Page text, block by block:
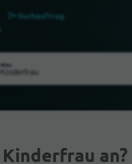
Suchauftrag
Was
Kinderfrau an?